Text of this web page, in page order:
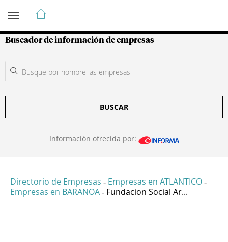
Guía de Empresas Colombianas
Buscador de información de empresas
BUSCAR
Información ofrecida por:
Directorio de Empresas - Empresas en ATLANTICO -
Empresas en BARANOA - Fundacion Social Ar...